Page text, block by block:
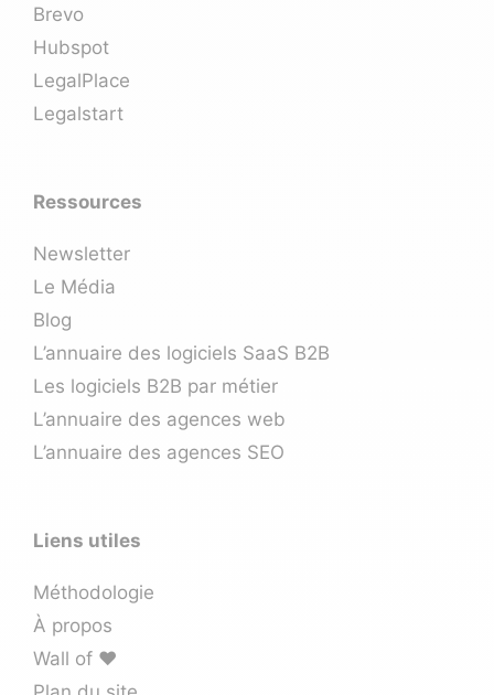
Brevo
Hubspot
LegalPlace
Legalstart
Ressources
Newsletter
Le Média
Blog
L’annuaire des logiciels SaaS B2B
Les logiciels B2B par métier
L’annuaire des agences web
L’annuaire des agences SEO
Liens utiles
Méthodologie
À propos
Wall of ❤️